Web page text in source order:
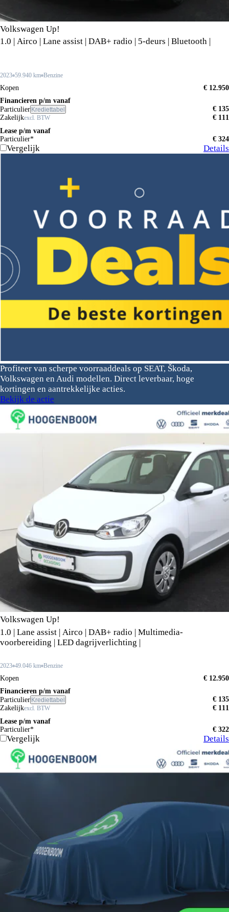
Volkswagen Up!
1.0 | Airco | Lane assist | DAB+ radio | 5-deurs | Bluetooth |
2023 59.940 km Benzine
Kopen
€ 12.950
Financieren p/m vanaf
Particulier Krediettabel
€ 135
Zakelijkexcl. BTW
€ 111
Lease p/m vanaf
Particulier*
€ 324
Vergelijk Details
Profiteer van scherpe voorraaddeals op SEAT, Škoda,
Volkswagen en Audi modellen. Direct leverbaar, hoge
kortingen en aantrekkelijke acties.
Bekijk de actie
Volkswagen Up!
1.0 | Lane assist | Airco | DAB+ radio | Multimedia-
voorbereiding | LED dagrijverlichting |
2023 49.046 km Benzine
Kopen
€ 12.950
Financieren p/m vanaf
Particulier Krediettabel
€ 135
Zakelijkexcl. BTW
€ 111
Lease p/m vanaf
Particulier*
€ 322
Vergelijk Details